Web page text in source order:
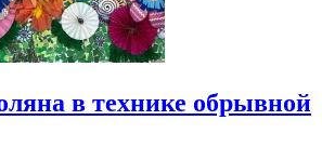
в технике обрывной